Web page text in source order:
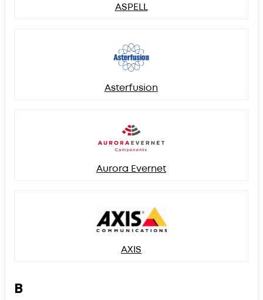
ASPELL
Asterfusion
Aurora Evernet
AXIS
B